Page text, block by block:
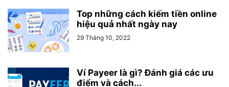
Top những cách kiếm tiền online
hiệu quả nhất ngày nay
29 Tháng 10, 2022
Ví Payeer là gì? Đánh giá các ưu
điểm và cách...